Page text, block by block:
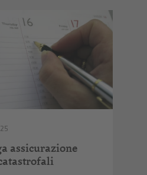
assicurazione